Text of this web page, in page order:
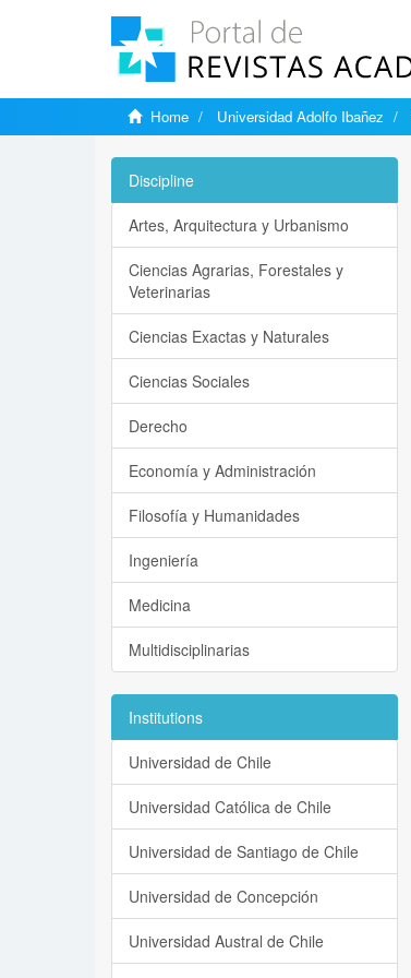
Home Universidad Adolfo Ibañez
Discipline
Artes, Arquitectura y Urbanismo
Ciencias Agrarias, Forestales y
Veterinarias
Ciencias Exactas y Naturales
Ciencias Sociales
Derecho
Economía y Administración
Filosofía y Humanidades
Ingeniería
Medicina
Multidisciplinarias
Institutions
Universidad de Chile
Universidad Católica de Chile
Universidad de Santiago de Chile
Universidad de Concepción
Universidad Austral de Chile